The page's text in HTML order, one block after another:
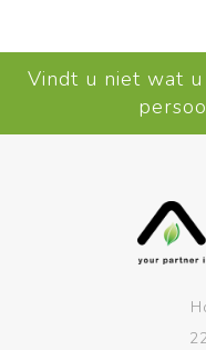
Vindt u niet wat